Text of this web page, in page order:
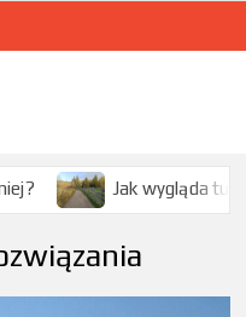
przygodowa w polskich